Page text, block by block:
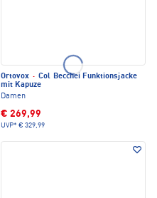
Ortovox · Col Becchei Funktionsjacke
mit Kapuze
Damen
€ 269,99
UVP* € 329,99